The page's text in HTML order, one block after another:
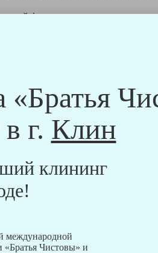
«Братья
г. Клин
клининг
международной
Чистовы» и
нашей франшизе
- русские девушки, в
обучающем центре, а также
"Братья Чистовы".
и химический средств, которые
фирмы Soteco, а также утюг,